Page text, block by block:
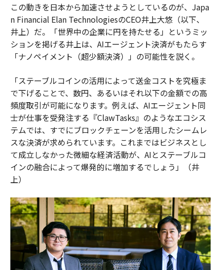
この動きを日本から加速させようとしているのが、Japa
n Financial Elan TechnologiesのCEO井上大悠（以下、
井上）だ。「世界中の企業に円を持たせる」というミッ
ションを掲げる井上は、AIエージェント決済がもたらす
「ナノペイメント（超少額決済）」の可能性を説く。
「ステーブルコインの活用によって送金コストを究極ま
で下げることで、数円、あるいはそれ以下の金額での高
頻度取引が可能になります。例えば、AIエージェント同
士が仕事を受発注する『ClawTasks』のようなエコシス
テムでは、すでにブロックチェーンを活用したシームレ
スな決済が求められています。これまではビジネスとし
て成立しなかった微細な経済活動が、AIとステーブルコ
インの融合によって爆発的に増加するでしょう」（井
上）